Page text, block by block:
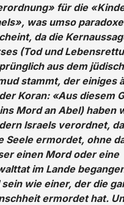
für die
was umso
da die
(Tod und
aus dem
stammt, der einiges
Koran: «Aus diesem
Mord an Abel) haben
Israels verordnet,
Seele ermordet, ohne
einen Mord oder eine
im Lande
sein wie einer, der die
ermordet hat.